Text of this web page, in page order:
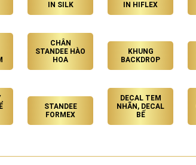
IN SILK IN HIFLEX
CHÂN
STANDEE HÀO
HOA
KHUNG
BACKDROP
STANDEE
FORMEX
DECAL TEM
NHÃN, DECAL
BẾ